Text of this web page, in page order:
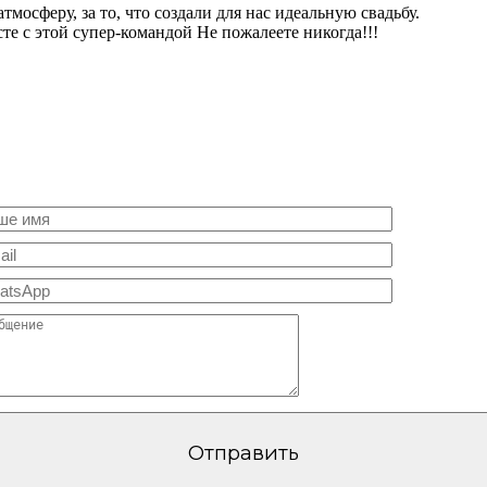
за то, что создали для нас идеальную свадьбу.
с этой супер-командой Не пожалеете никогда!!!